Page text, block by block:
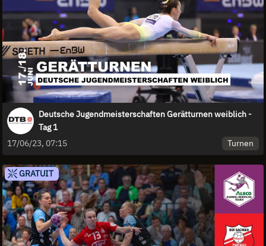
Deutsche Jugendmeisterschaften Gerätturnen weiblich -
Tag 1
17/06/23, 07:15
Turnen
GRATUIT